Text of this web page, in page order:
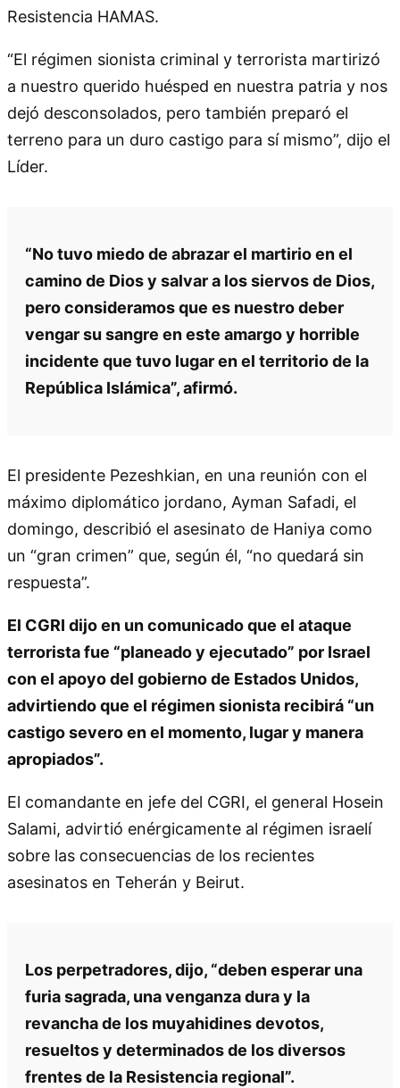
Resistencia HAMAS.
“El régimen sionista criminal y terrorista martirizó
a nuestro querido huésped en nuestra patria y nos
dejó desconsolados, pero también preparó el
terreno para un duro castigo para sí mismo”, dijo el
Líder.
“No tuvo miedo de abrazar el martirio en el
camino de Dios y salvar a los siervos de Dios,
pero consideramos que es nuestro deber
vengar su sangre en este amargo y horrible
incidente que tuvo lugar en el territorio de la
República Islámica”, afirmó.
El presidente Pezeshkian, en una reunión con el
máximo diplomático jordano, Ayman Safadi, el
domingo, describió el asesinato de Haniya como
un “gran crimen” que, según él, “no quedará sin
respuesta”.
El CGRI dijo en un comunicado que el ataque
terrorista fue “planeado y ejecutado” por Israel
con el apoyo del gobierno de Estados Unidos,
advirtiendo que el régimen sionista recibirá “un
castigo severo en el momento, lugar y manera
apropiados”.
El comandante en jefe del CGRI, el general Hosein
Salami, advirtió enérgicamente al régimen israelí
sobre las consecuencias de los recientes
asesinatos en Teherán y Beirut.
Los perpetradores, dijo, “deben esperar una
furia sagrada, una venganza dura y la
revancha de los muyahidines devotos,
resueltos y determinados de los diversos
frentes de la Resistencia regional”.